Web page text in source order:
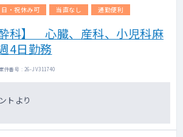
給あり
【学会参加】年1回程度補助あり（出張扱い）
【カルテ】電子
・祝休み可 当直なし 通勤便利
科】 心臓、産科、小児科麻
4日勤務
件番号 : 26-JV311740
トより